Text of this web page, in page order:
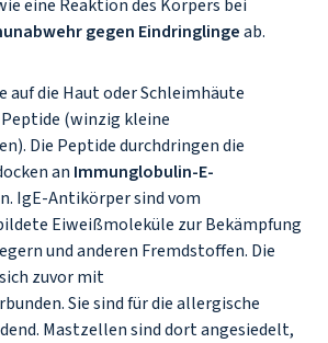
eine Reaktion des Körpers bei
gegen Eindringlingeab.
auf die Haut oder Schleimhäute
(winzig kleine
Die Peptide durchdringen die
an Immunglobulin-E-
IgE-Antikörper sind vom
Eiweißmoleküle zur Bekämpfung
und anderen Fremdstoffen. Die
zuvor mit
Sie sind für die allergische
Mastzellen sind dort angesiedelt,